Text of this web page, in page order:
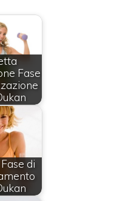
Fase
di